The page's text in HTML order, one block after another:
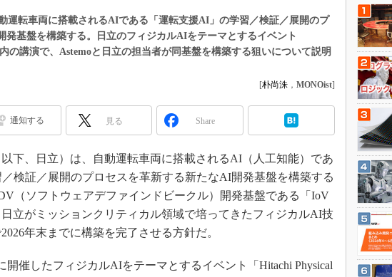
TECHNO-FRONTIER
人テク展
日本ものづくりワールド
AUTOMOTIVE WORLD
Windows Embedded
無償設計ツール
3Dプリンタ
デジタルツインとCAE
S＆OP
インダストリー4.0
イノベーション
メイドインジャパン
運転車両に搭載されるAIである「運転支援AI」の学習／検証／展開のプ
発基盤を構築する。日立のフィジカルAIをテーマとするイベント
の講演で、Astemoと日立の担当者が同基盤を構築する狙いについて説明
[朴尚洙 ， MONOist]
通知する 見る Share
下、日立）は、自動運転車両に搭載されるAI（人工知能）であ
検証／展開のプロセスを革新する新たなAI開発基盤を構築する
（ソフトウェアデファインドビークル）開発基盤である「IoV
立がミッションクリティカル領域で培ってきたフィジカルAI技
年末までに構築を完了させる方針だ。
催したフィジカルAIをテーマとするイベント「Hitachi Physical